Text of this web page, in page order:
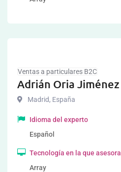
Ventas a particulares B2C
Adrián Oria Jiménez
Madrid, España
Idioma del experto
Español
Tecnología en la que asesora
Array